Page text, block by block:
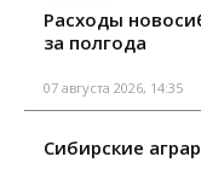
Расходы
за полгода
07 августа 2026, 14:35
Сибирские